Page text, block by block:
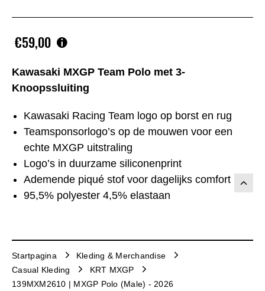
Kawasaki MXGP Team Polo met 3-
Knoopssluiting
Kawasaki Racing Team logo op borst en rug
Teamsponsorlogo’s op de mouwen voor een
echte MXGP uitstraling
Logo’s in duurzame siliconenprint
Ademende piqué stof voor dagelijks comfort
95,5% polyester 4,5% elastaan
€59,00
Startpagina
Kleding & Merchandise
Casual Kleding
KRT MXGP
139MXM2610 | MXGP Polo (Male) - 2026